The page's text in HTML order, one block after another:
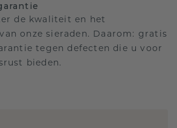
de kwaliteit en het
onze sieraden. Daarom: gratis
tegen defecten die u voor
bieden.